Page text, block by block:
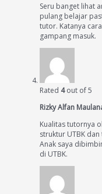
Seru banget lihat
pulang belajar
tutor. Katanya
gampang masuk.
Rated 4out of 5
Rizky Alfan
Kualitas tutornya
struktur UTBK
Anak saya
di UTBK.